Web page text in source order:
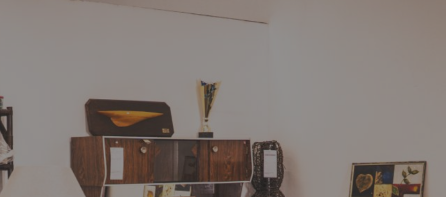
Espace Pro